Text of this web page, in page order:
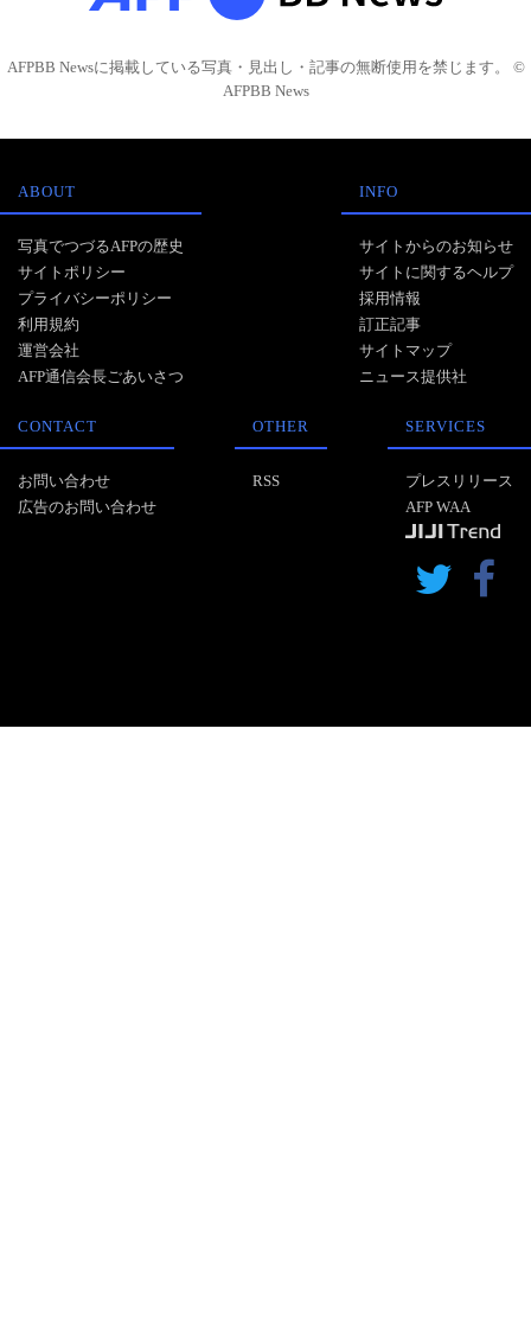
AFPBB Newsに掲載している写真・見出し・記事の無断使用を禁じます。 ©
AFPBB News
ABOUT
写真でつづるAFPの歴史
サイトポリシー
プライバシーポリシー
利用規約
運営会社
AFP通信会長ごあいさつ
INFO
サイトからのお知らせ
サイトに関するヘルプ
採用情報
訂正記事
サイトマップ
ニュース提供社
CONTACT
お問い合わせ
広告のお問い合わせ
OTHER
RSS
SERVICES
プレスリリース
AFP WAA